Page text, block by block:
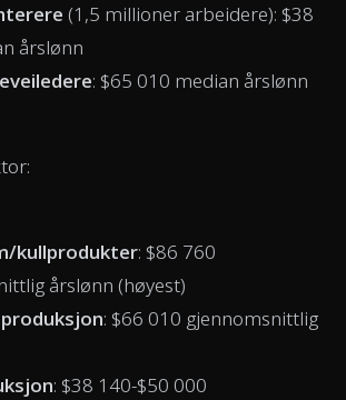
(1,5 millioner arbeidere): $38
årslønn
: $65 010 median årslønn
kullprodukter: $86 760
årslønn (høyest)
: $66 010 gjennomsnittlig
: $38 140-$50 000